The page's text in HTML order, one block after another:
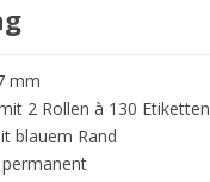
mm
2 Rollen à 130 Etiketten
blauem Rand